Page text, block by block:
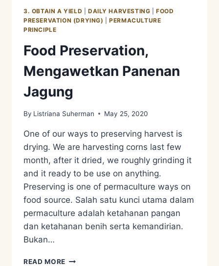
3. OBTAIN A YIELD DAILY HARVESTING |FOOD
PRESERVATION (DRYING) |PERMACULTURE
PRINCIPLE
Food Preservation,
Mengawetkan Panenan
Jagung
By Listriana Suherman May 25, 2020
One of our ways to preserving harvest is
drying. We are harvesting corns last few
month, after it dried, we roughly grinding it
and it ready to be use on anything.
Preserving is one of permaculture ways on
food source. Salah satu kunci utama dalam
permaculture adalah ketahanan pangan
dan ketahanan benih serta kemandirian.
Bukan…
READ MORE FOOD